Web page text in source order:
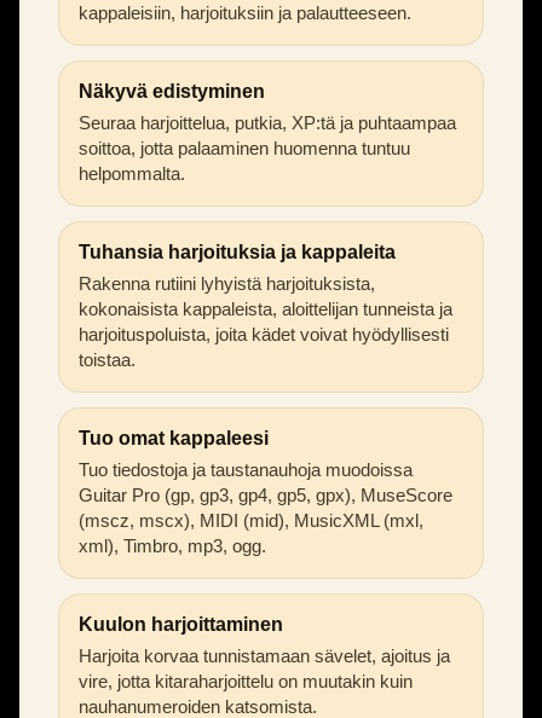
kappaleisiin, harjoituksiin ja palautteeseen.
Näkyvä edistyminen
Seuraa harjoittelua, putkia, XP:tä ja puhtaampaa
soittoa, jotta palaaminen huomenna tuntuu
helpommalta.
Tuhansia harjoituksia ja kappaleita
Rakenna rutiini lyhyistä harjoituksista,
kokonaisista kappaleista, aloittelijan tunneista ja
harjoituspoluista, joita kädet voivat hyödyllisesti
toistaa.
Tuo omat kappaleesi
Tuo tiedostoja ja taustanauhoja muodoissa
Guitar Pro (gp, gp3, gp4, gp5, gpx), MuseScore
(mscz, mscx), MIDI (mid), MusicXML (mxl,
xml), Timbro, mp3, ogg.
Kuulon harjoittaminen
Harjoita korvaa tunnistamaan sävelet, ajoitus ja
vire, jotta kitaraharjoittelu on muutakin kuin
nauhanumeroiden katsomista.